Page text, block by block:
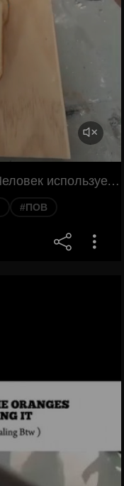
POV: your pbj was built to code. Человек использует строительные инструменты, такие как шпатель и циркулярную пилу, чтобы приготовить сэндвич с арахисовым маслом и желе, а затем разрезать его на идеально ровные части.
#ПОВ